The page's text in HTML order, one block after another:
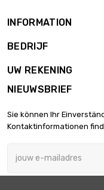
Gewicht : 10
INFORMATION
BEDRIJF
UW REKENING
NIEUWSBRIEF
Sie können Ihr
Kontaktinformationen